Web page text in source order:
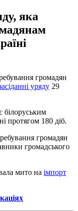
яка
громадян
уряду 29
білоруським
протягом 180 діб.
громадян
громадського
мито на імпорт